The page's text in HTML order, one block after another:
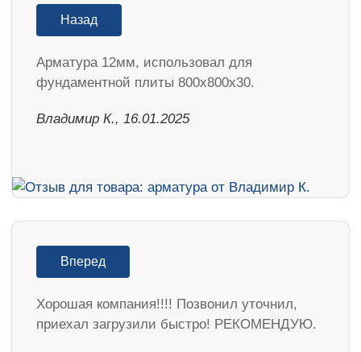
Назад
Арматура 12мм, использовал для
фундаментной плиты 800х800х30.
Владимир К., 16.01.2025
Вперед
Хорошая компания!!!! Позвонил уточнил,
приехал загрузили быстро! РЕКОМЕНДУЮ.